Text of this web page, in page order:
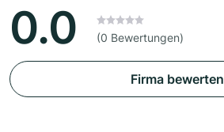
0.0 (0 Bewertungen)
Firma bewerten